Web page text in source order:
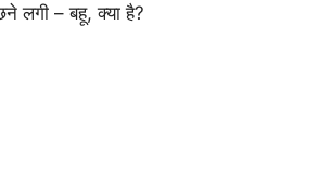
लगी – बहू, क्या है?